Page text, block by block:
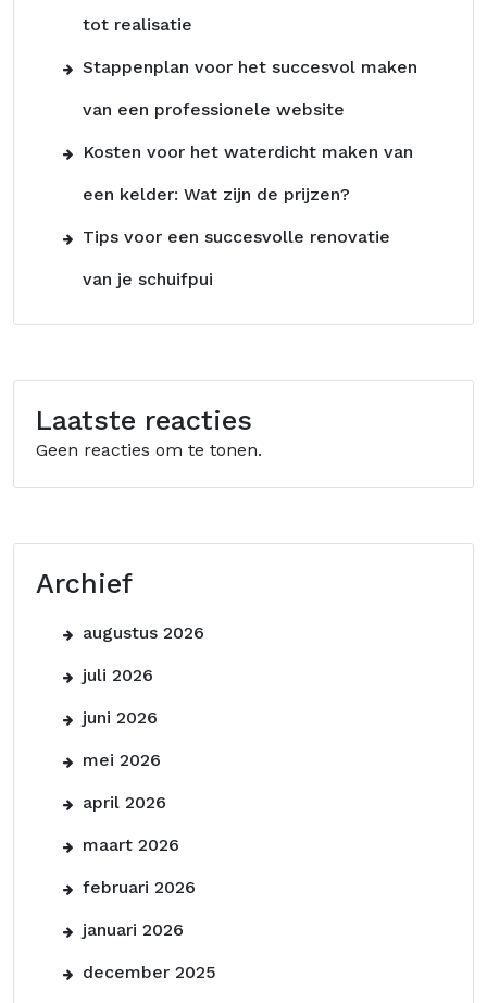
tot realisatie
Stappenplan voor het succesvol maken
van een professionele website
Kosten voor het waterdicht maken van
een kelder: Wat zijn de prijzen?
Tips voor een succesvolle renovatie
van je schuifpui
Laatste reacties
Geen reacties om te tonen.
Archief
augustus 2026
juli 2026
juni 2026
mei 2026
april 2026
maart 2026
februari 2026
januari 2026
december 2025